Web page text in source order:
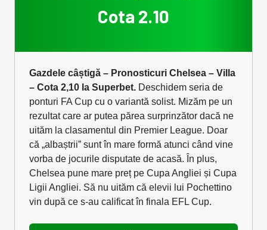
Cota 2.10
Gazdele câștigă – Pronosticuri Chelsea – Villa
– Cota 2,10 la Superbet. Deschidem seria de
ponturi FA Cup cu o variantă solist. Mizăm pe un
rezultat care ar putea părea surprinzător dacă ne
uităm la clasamentul din Premier League. Doar
că „albaștrii” sunt în mare formă atunci când vine
vorba de jocurile disputate de acasă. În plus,
Chelsea pune mare preț pe Cupa Angliei și Cupa
Ligii Angliei. Să nu uităm că elevii lui Pochettino
vin după ce s-au calificat în finala EFL Cup.